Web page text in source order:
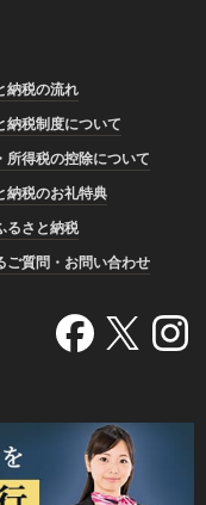
納税の流れ
納税制度について
所得税の控除について
納税のお礼特典
るさと納税
ご質問・お問い合わせ